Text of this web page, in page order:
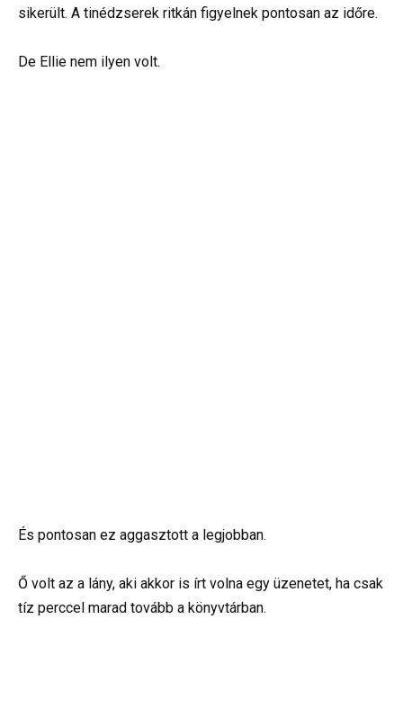
sikerült. A tinédzserek ritkán figyelnek pontosan az időre.
De Ellie nem ilyen volt.
És pontosan ez aggasztott a legjobban.
Ő volt az a lány, aki akkor is írt volna egy üzenetet, ha csak
tíz perccel marad tovább a könyvtárban.